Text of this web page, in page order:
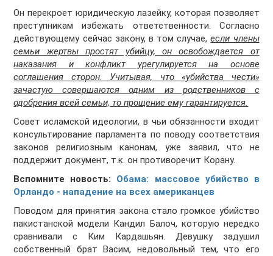
Он перекроет юридическую лазейку, которая позволяет
преступникам избежать ответственности. Согласно
действующему сейчас закону, в том случае,если члены
семьи жертвы простят убийцу, он освобождается от
наказания и конфликт урегулируется на основе
соглашения сторон. Учитывая, что «убийства чести»
зачастую совершаются одним из родственников с
одобрения всей семьи, то прощение ему гарантируется.
Совет исламской идеологии, в чьи обязанности входит
консультирование парламента по поводу соответствия
законов религиозным канонам, уже заявил, что не
поддержит документ, т.к. он противоречит Корану.
Вспомните новость: Обама: массовое убийство в
Орландо - нападение на всех американцев
Поводом для принятия закона стало громкое убийство
пакистанской модели Кандил Балоч, которую нередко
сравнивали с Ким Кардашьян. Девушку задушил
собственный брат Васим, недовольный тем, что его